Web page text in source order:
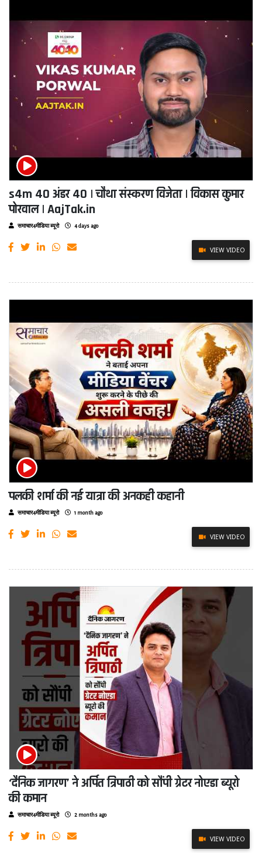
s4m 40 अंडर 40 | चौथा संस्करण विजेता | विकास कुमार
पोरवाल | AajTak.in
समाचार4मीडिया ब्यूरो 4 days ago
VIEW VIDEO
पलकी शर्मा की नई यात्रा की अनकही कहानी
समाचार4मीडिया ब्यूरो 1 month ago
VIEW VIDEO
‘दैनिक जागरण’ ने अर्पित त्रिपाठी को सौंपी ग्रेटर नोएडा ब्यूरो
की कमान
समाचार4मीडिया ब्यूरो 2 months ago
VIEW VIDEO